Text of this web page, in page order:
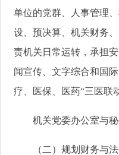
单位的党群、人事管理
设、预决算、机关财务
责机关日常运转，承担
闻宣传、文字综合和国
疗、医保、医药“三医联
机关党委办公室与秘
（二）规划财务与法